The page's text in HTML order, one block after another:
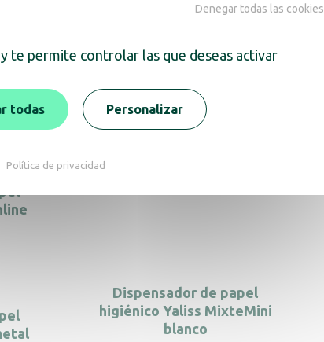
Dispensador de papel
inoxidable satinado
Dispensador de papel
higiénico Yaliss MixteMini
blanco
te permite controlar las que deseas activar
todas
Denegar todas las cookies
Personalizar
Política de privacidad